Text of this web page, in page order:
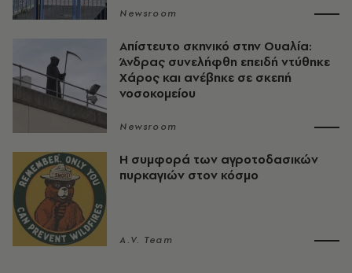
Newsroom
Απίστευτο σκηνικό στην Ουαλία:
Άνδρας συνελήφθη επειδή ντύθηκε
Χάρος και ανέβηκε σε σκεπή
νοσοκομείου
Newsroom
Η συμφορά των αγροτοδασικών
πυρκαγιών στον κόσμο
A.V. Team